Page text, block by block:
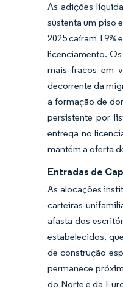
As adições
sustenta um piso
2025 caíram 19%
licenciamento.
mais fracos em
decorrente da
a formação de
persistente por
entrega no
mantém a oferta
Entradas de
As alocações
carteiras
afasta dos
estabelecidos,
de construção
permanece
do Norte e da